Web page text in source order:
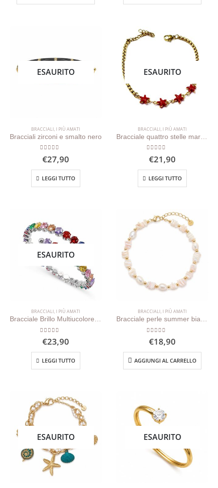
ESAURITO
BRACCIALI, I PIÙ AMATI
Bracciali zirconi e smalto nero
out of 5
€27,90
LEGGI TUTTO
ESAURITO
BRACCIALI, I PIÙ AMATI
out of 5
€21,90
LEGGI TUTTO
ESAURITO
BRACCIALI, I PIÙ AMATI
Bracciale Brillo Multiucolore (silver)
out of 5
€23,90
LEGGI TUTTO
BRACCIALI, I PIÙ AMATI
Bracciale perle summer bianco
out of 5
€18,90
AGGIUNGI AL CARRELLO
ESAURITO ESAURITO